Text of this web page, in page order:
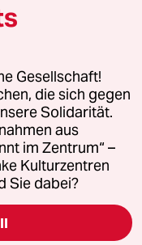
oder für Genehmigungen
Richtlinien
AGB
(Ads)
Gesellschaft!
die sich gegen
Solidarität.
aus
im Zentrum“ –
Kulturzentren
Sie dabei?